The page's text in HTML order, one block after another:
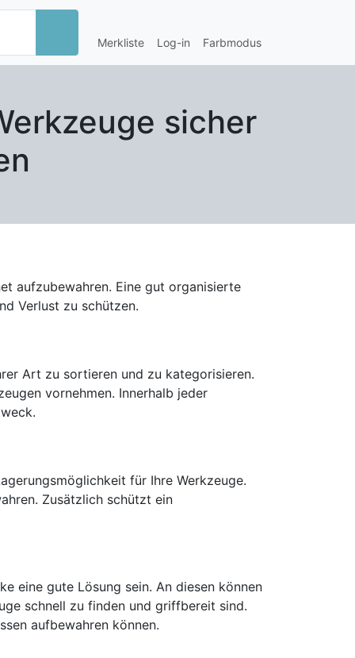
Merkliste Log-in Farbmodus
sicher
aufzubewahren. Eine gut organisierte
Verlust zu schützen.
Art zu sortieren und zu kategorisieren.
vornehmen. Innerhalb jeder
für Ihre Werkzeuge.
Zusätzlich schützt ein
eine gute Lösung sein. An diesen können
schnell zu finden und griffbereit sind.
aufbewahren können.